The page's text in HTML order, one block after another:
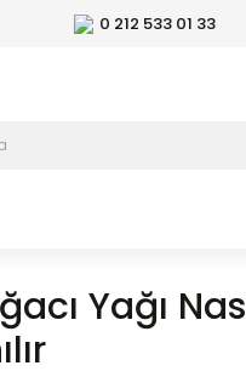
0 212 533 01 33
Yağı